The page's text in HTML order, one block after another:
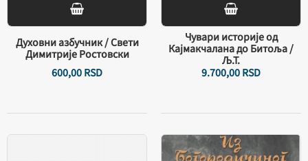
Духовни азбучник / Свети
Димитрије Ростовски
600,00RSD
Чувари историје од
Кaјмакчалана до Битоља /
Љ.Т.
9.700,00RSD